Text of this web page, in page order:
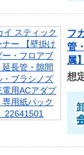
フ
管
属
想